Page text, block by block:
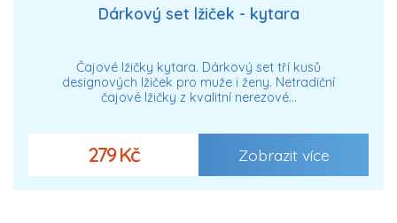
Dárkový set lžiček - kytara
Čajové lžičky kytara. Dárkový set tří kusů
designových lžiček pro muže i ženy. Netradiční
čajové lžičky z kvalitní nerezové…
279 Kč Zobrazit více